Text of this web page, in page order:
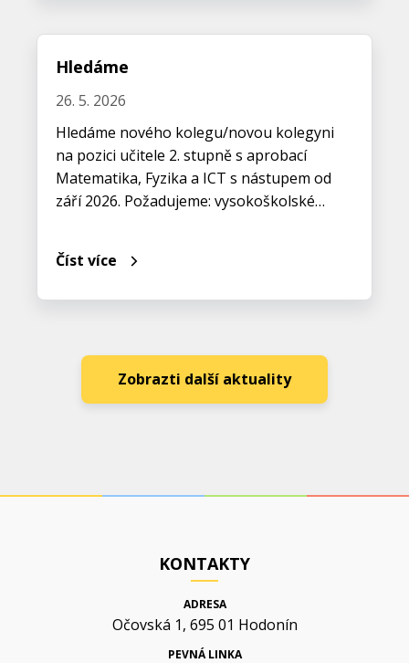
Hledáme
26. 5. 2026
Hledáme nového kolegu/novou kolegyni
na pozici učitele 2. stupně s aprobací
Matematika, Fyzika a ICT s nástupem od
září 2026. Požadujeme: vysokoškolské…
Číst více
Zobrazti další aktuality
KONTAKTY
ADRESA
Očovská 1, 695 01 Hodonín
PEVNÁ LINKA